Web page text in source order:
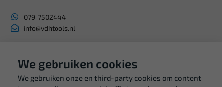
079-7502444
info@vdhtools.nl
BTW: NL819958657B01
We gebruiken cookies
We gebruiken onze en third-party cookies om content